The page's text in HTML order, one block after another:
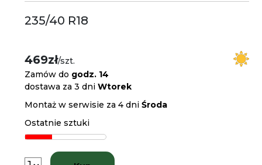
235/40 R18
469zł/szt.
Zamów do godz. 14
dostawa za 3 dniWtorek
Montaż w serwisie za 4 dniŚroda
Ostatnie sztuki